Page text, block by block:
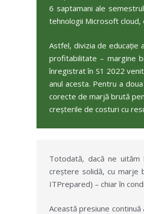
6 saptamani ale
tehnologii Microsoft cloud,
Astfel, divizia de educație
profitabilitate – margine
înregistrat în S1 2022
anul acesta. Pentru a
corecte de marjă brută
creșterile de costuri cu
Totodată, dacă ne
creștere solidă, cu marje
ITPrepared) – chiar în
Această presiune